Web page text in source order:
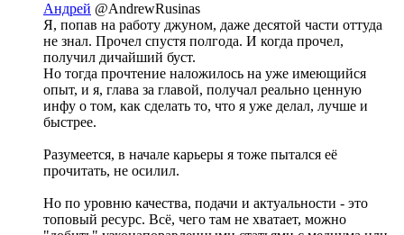
Андрей @AndrewRusinas
Я, попав на работу джуном, даже десятой части оттуда
не знал. Прочел спустя полгода. И когда прочел,
получил дичайший буст.
Но тогда прочтение наложилось на уже имеющийся
опыт, и я, глава за главой, получал реально ценную
инфу о том, как сделать то, что я уже делал, лучше и
быстрее.
Разумеется, в начале карьеры я тоже пытался её
прочитать, не осилил.
Но по уровню качества, подачи и актуальности - это
топовый ресурс. Всё, чего там не хватает, можно